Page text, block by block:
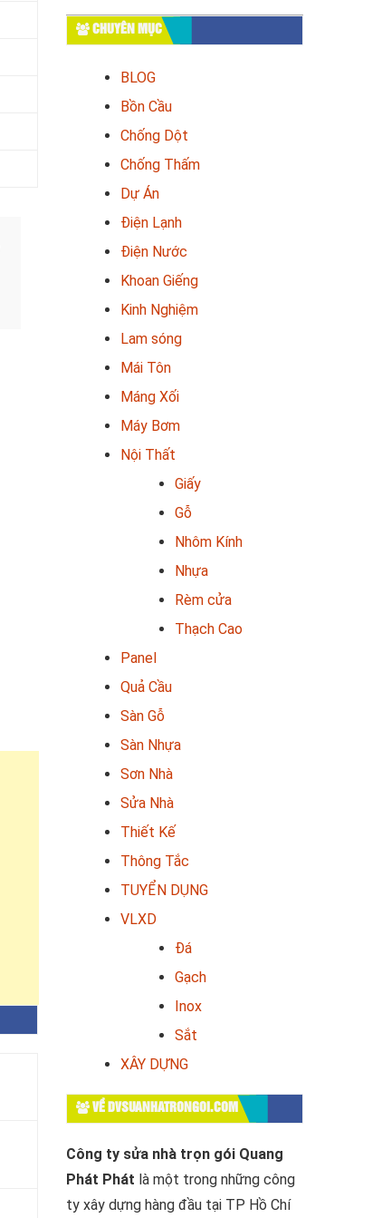
CHUYÊN MỤC
BLOG
Bồn Cầu
Chống Dột
Chống Thấm
Dự Án
Điện Lạnh
Điện Nước
Khoan Giếng
Kinh Nghiệm
Lam sóng
Mái Tôn
Máng Xối
Máy Bơm
Nội Thất
Giấy
Gỗ
Nhôm Kính
Nhựa
Rèm cửa
Thạch Cao
Panel
Quả Cầu
Sàn Gỗ
Sàn Nhựa
Sơn Nhà
Sửa Nhà
Thiết Kế
Thông Tắc
TUYỂN DỤNG
VLXD
Đá
Gạch
Inox
Sắt
XÂY DỰNG
VỀ DVSUANHATRONGOI.COM
Công ty sửa nhà trọn gói Quang
Phát Phát là một trong những công
ty xây dựng hàng đầu tại TP Hồ Chí